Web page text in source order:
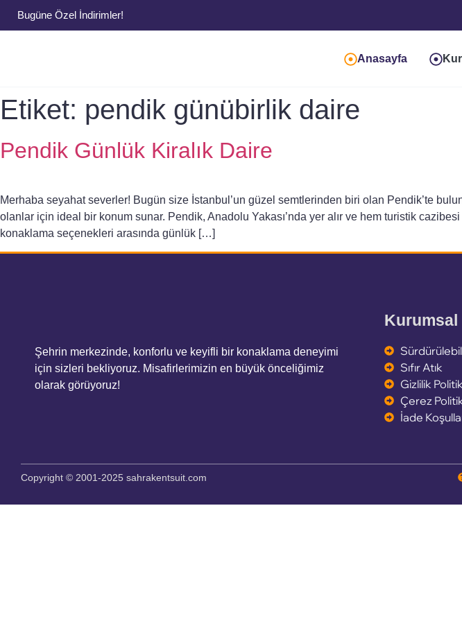
Bugüne Özel İndirimler!
Anasayfa
Etiket: pendik günübirlik daire
Pendik Günlük Kiralık Daire
Merhaba seyahat severler! Bugün size İstanbul’un güzel semtlerinden biri olan Pendik’te
olanlar için ideal bir konum sunar. Pendik, Anadolu Yakası’nda yer alır ve hem turistik
konaklama seçenekleri arasında günlük […]
Şehrin merkezinde, konforlu ve keyifli bir konaklama deneyimi
için sizleri bekliyoruz. Misafirlerimizin en büyük önceliğimiz
olarak görüyoruz!
Kurumsal
Sıfır Atık
Gizlilik
Çerez
İade
Copyright © 2001-2025 sahrakentsuit.com